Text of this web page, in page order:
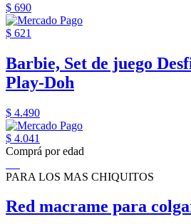
$ 690
$ 621
Barbie, Set de juego
Play-Doh
$ 4.490
$ 4.041
Comprá por edad
PARA LOS MAS CHIQUITOS
Red macrame para